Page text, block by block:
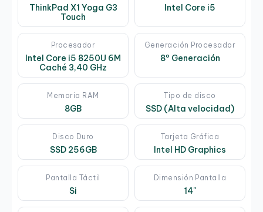
ThinkPad X1 Yoga G3
Touch
Intel Core i5
Procesador
Intel Core i5 8250U 6M
Caché 3,40 GHz
Generación Procesador
8º Generación
Memoria RAM
8GB
Tipo de disco
SSD (Alta velocidad)
Disco Duro
SSD 256GB
Tarjeta Gráfica
Intel HD Graphics
Pantalla Táctil
Si
Dimensión Pantalla
14"